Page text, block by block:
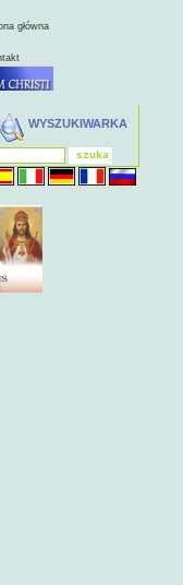
główna
WYSZUKIWARKA